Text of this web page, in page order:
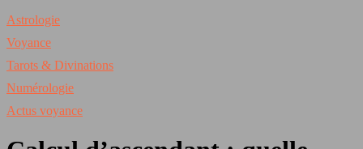
Astrologie
Voyance
Tarots & Divinations
Numérologie
Actus voyance